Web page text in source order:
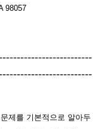
98057
제를 기본적으로 알아두